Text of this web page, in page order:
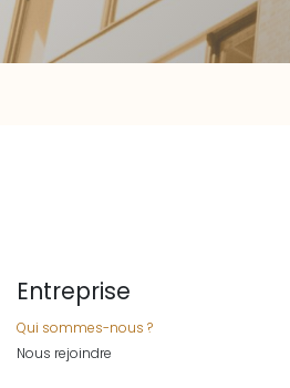
Entreprise
Qui sommes-nous ?
Nous rejoindre